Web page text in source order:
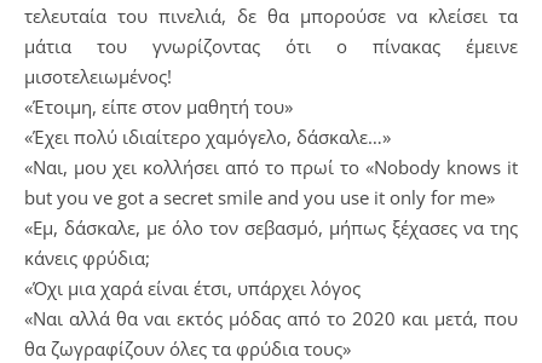
τελευταία του πινελιά, δε θα μπορούσε να κλείσει τα
μάτια του γνωρίζοντας ότι ο πίνακας έμεινε
μισοτελειωμένος!
«Έτοιμη, είπε στον μαθητή του»
«Έχει πολύ ιδιαίτερο χαμόγελο, δάσκαλε…»
«Ναι, μου χει κολλήσει από το πρωί το «Nobody knows it
but you ve got a secret smile and you use it only for me»
«Εμ, δάσκαλε, με όλο τον σεβασμό, μήπως ξέχασες να της
κάνεις φρύδια;
«Όχι μια χαρά είναι έτσι, υπάρχει λόγος
«Ναι αλλά θα ναι εκτός μόδας από το 2020 και μετά, που
θα ζωγραφίζουν όλες τα φρύδια τους»